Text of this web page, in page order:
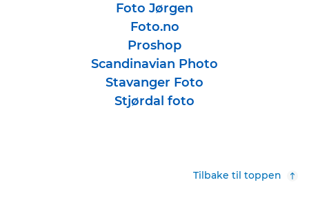
Foto Jørgen
Foto.no
Proshop
Scandinavian Photo
Stavanger Foto
Stjørdal foto
Tilbake til toppen